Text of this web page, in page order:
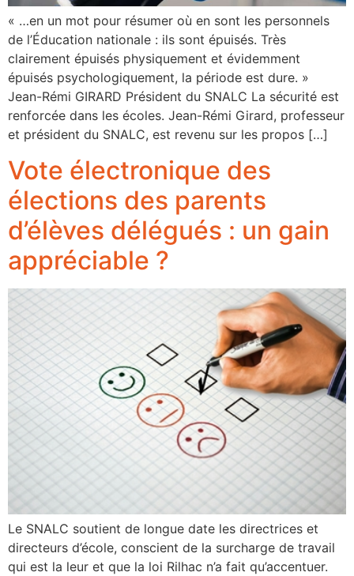
« …en un mot pour résumer où en sont les personnels
de l’Éducation nationale : ils sont épuisés. Très
clairement épuisés physiquement et évidemment
épuisés psychologiquement, la période est dure. »
Jean-Rémi GIRARD Président du SNALC La sécurité est
renforcée dans les écoles. Jean-Rémi Girard, professeur
et président du SNALC, est revenu sur les propos […]
Vote électronique des
élections des parents
d’élèves délégués : un gain
appréciable ?
Le SNALC soutient de longue date les directrices et
directeurs d’école, conscient de la surcharge de travail
qui est la leur et que la loi Rilhac n’a fait qu’accentuer.